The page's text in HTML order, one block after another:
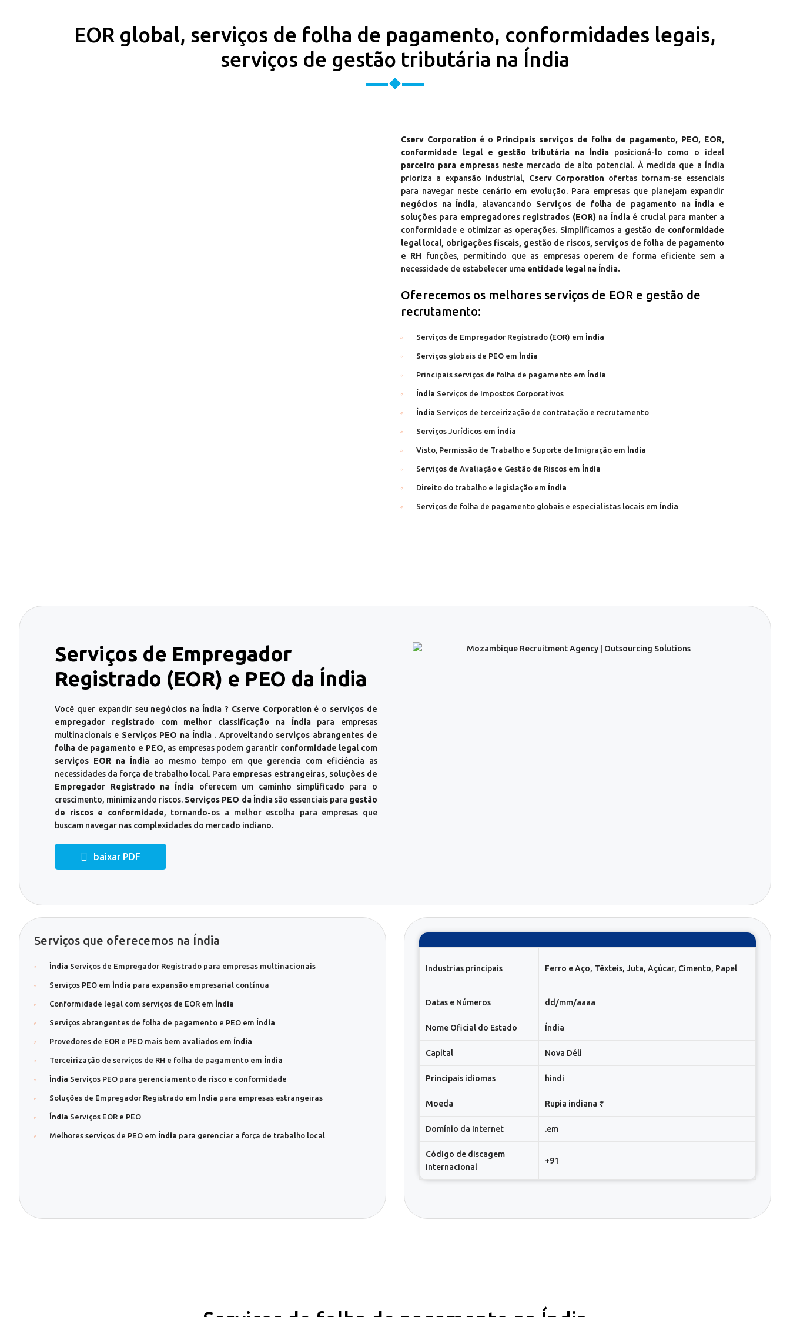
EOR global, serviços de folha de pagamento, conformidades legais,
serviços de gestão tributária na Índia
Cserv Corporation é o Principais serviços de folha de pagamento, PEO, EOR,
conformidade legal e gestão tributária na Índiaposicioná-lo como o ideal
parceiro para empresasneste mercado de alto potencial. À medida que a Índia
prioriza a expansão industrial, Cserv Corporation ofertas tornam-se essenciais
para navegar neste cenário em evolução. Para empresas que planejam expandir
negócios na Índia, alavancando Serviços de folha de pagamento na Índia e
soluções para empregadores registrados (EOR) na Índiaé crucial para manter a
conformidade e otimizar as operações. Simplificamos a gestão de conformidade
legal local, obrigações fiscais, gestão de riscos, serviços de folha de pagamento
e RH funções, permitindo que as empresas operem de forma eficiente sem a
necessidade de estabelecer uma entidade legal na Índia.
Oferecemos os melhores serviços de EOR e gestão de
recrutamento:
Serviços de Empregador Registrado (EOR) em Índia
Serviços globais de PEO em Índia
Principais serviços de folha de pagamento em Índia
Índia Serviços de Impostos Corporativos
Índia Serviços de terceirização de contratação e recrutamento
Serviços Jurídicos em Índia
Visto, Permissão de Trabalho e Suporte de Imigração em Índia
Serviços de Avaliação e Gestão de Riscos em Índia
Direito do trabalho e legislação em Índia
Serviços de folha de pagamento globais e especialistas locais em Índia
Serviços de Empregador
Registrado (EOR) e PEO da Índia
Você quer expandir seu negócios na Índia ? Cserve Corporationé o serviços de
empregador registrado com melhor classificação na Índiapara empresas
multinacionais e Serviços PEO na Índia . Aproveitando serviços abrangentes de
folha de pagamento e PEO, as empresas podem garantir conformidade legal com
serviços EOR na Índia ao mesmo tempo em que gerencia com eficiência as
necessidades da força de trabalho local. Para empresas estrangeiras, soluções de
Empregador Registrado na Índia oferecem um caminho simplificado para o
crescimento, minimizando riscos. Serviços PEO da Índiasão essenciais para gestão
de riscos e conformidade, tornando-os a melhor escolha para empresas que
buscam navegar nas complexidades do mercado indiano.
baixar PDF
Serviços que oferecemos na Índia
Índia Serviços de Empregador Registrado para empresas multinacionais
Serviços PEO em Índia para expansão empresarial contínua
Conformidade legal com serviços de EOR em Índia
Serviços abrangentes de folha de pagamento e PEO em Índia
Provedores de EOR e PEO mais bem avaliados em Índia
Terceirização de serviços de RH e folha de pagamento em Índia
Índia Serviços PEO para gerenciamento de risco e conformidade
Soluções de Empregador Registrado em Índia para empresas estrangeiras
Índia Serviços EOR e PEO
Melhores serviços de PEO em Índia para gerenciar a força de trabalho local
Industrias principais Ferro e Aço, Têxteis, Juta, Açúcar, Cimento, Papel
Datas e Números dd/mm/aaaa
Nome Oficial do Estado Índia
Capital Nova Déli
Principais idiomas hindi
Moeda Rupia indiana ₹
Domínio da Internet .em
Código de discagem
internacional
+91